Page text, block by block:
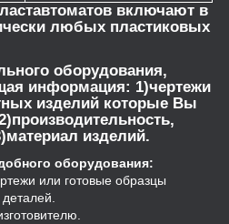
включают в
любых пластиковых
оборудования,
информация: 1)чертежи
изделий которые Вы
изделий.
оборудования:
или готовые образцы